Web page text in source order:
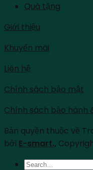
Quà tặng
Giới thiệu
Khuyến mãi
Liên hệ
Chính sách bảo mật
Chính sách bảo hành
Bản quyền thuộc về
bởi E-smart.,
Search